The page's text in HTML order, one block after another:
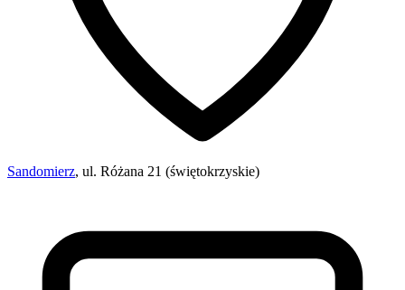
Sandomierz, ul. Różana 21 (świętokrzyskie)